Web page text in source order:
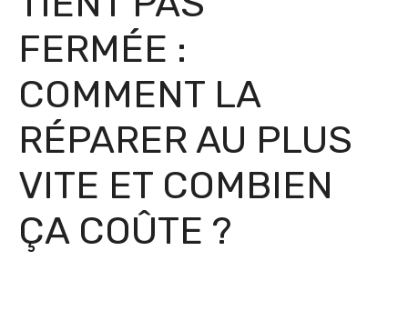
FERMÉE :
COMMENT LA
RÉPARER AU PLUS
VITE ET COMBIEN
ÇA COÛTE ?